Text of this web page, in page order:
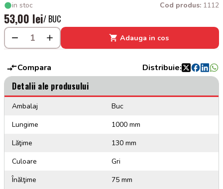
in stoc
Cod produs: 1112
53,00 lei/ BUC
Adauga in cos
Compara Distribuie:
Detalii ale produsului
Ambalaj
Buc
Lungime
1000 mm
Lăţime
130 mm
Culoare
Gri
Înălţime
75 mm